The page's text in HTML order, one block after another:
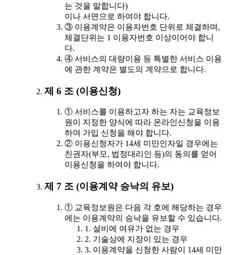
는 것을 말합니다)
이나 서면으로 하여야 합니다.
③ 이용계약은 이용자번호 단위로 체결하며,
체결단위는 1 이용자번호 이상이어야 합니
다.
④ 서비스의 대량이용 등 특별한 서비스 이용
에 관한 계약은 별도의 계약으로 합니다.
제 6 조 (이용신청)
① 서비스를 이용하고자 하는 자는 교육정보
원이 지정한 양식에 따라 온라인신청을 이용
하여 가입 신청을 해야 합니다.
② 이용신청자가 14세 미만인자일 경우에는
친권자(부모, 법정대리인 등)의 동의를 얻어
이용신청을 하여야 합니다.
제 7 조 (이용계약 승낙의 유보)
① 교육정보원은 다음 각 호에 해당하는 경우
에는 이용계약의 승낙을 유보할 수 있습니다.
1. 설비에 여유가 없는 경우
2. 기술상에 지장이 있는 경우
3. 이용계약을 신청한 사람이 14세 미만